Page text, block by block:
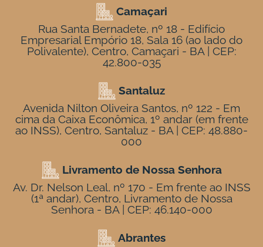
Camaçari
Rua Santa Bernadete, nº 18 - Edifício
Empresarial Empório 18, Sala 16 (ao lado do
Polivalente), Centro, Camaçari - BA | CEP:
42.800-035
Santaluz
Avenida Nilton Oliveira Santos, nº 122 - Em
cima da Caixa Econômica, 1º andar (em frente
ao INSS), Centro, Santaluz - BA | CEP: 48.880-
000
Livramento de Nossa Senhora
Av. Dr. Nelson Leal, nº 170 - Em frente ao INSS
(1ª andar), Centro, Livramento de Nossa
Senhora - BA | CEP: 46.140-000
Abrantes